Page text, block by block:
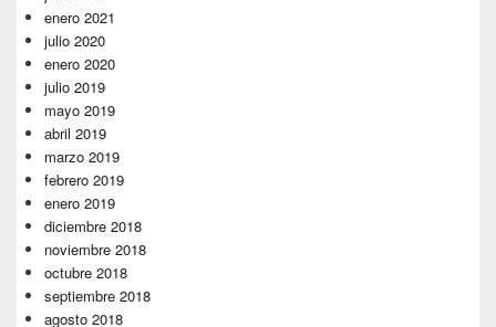
enero 2021
julio 2020
enero 2020
julio 2019
mayo 2019
abril 2019
marzo 2019
febrero 2019
enero 2019
diciembre 2018
noviembre 2018
octubre 2018
septiembre 2018
agosto 2018